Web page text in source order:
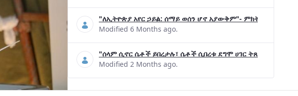
"ለኢትዮጵያ አየር ኃይል: ሰማይ ወሰን ሆኖ አያውቅም"- ምክትል ጠቅላይ
Modified 6 Months ago.
"ሰላም ሲኖር ሴቶች ይበረታሉ፣ ሴቶች ሲበረቱ ደግሞ ሀገር ትጸናለች"- ዶ/ር
Modified 2 Months ago.